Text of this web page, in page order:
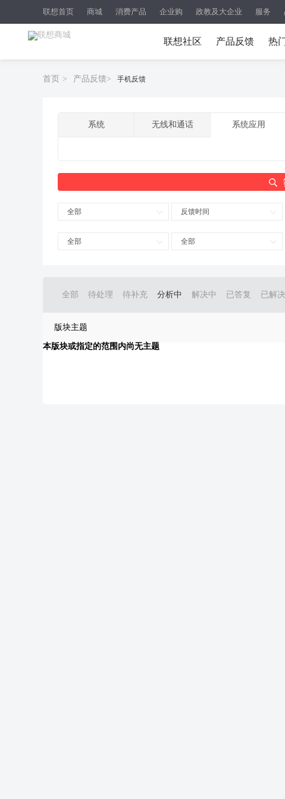
联想首页 商城 消费产品 企业购 政教及大企业 服务
联想社区 产品反馈 热
首页 > 产品反馈> 手机反馈
系统 无线和通话 系统应用
全部 反馈时间
全部 全部
全部 待处理 待补充 分析中 解决中 已答复 已解决
版块主题
本版块或指定的范围内尚无主题